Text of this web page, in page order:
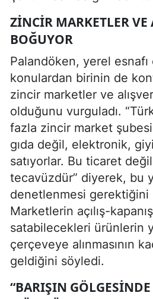
ZINCIR MARKETLER VE
BOĞUYOR
Palandöken, yerel
konulardan birinin de
zincir marketler ve
olduğunu vurguladı.
fazla zincir market
gıda değil, elektronik,
satıyorlar. Bu ticaret
tecavüzdür” diyerek, bu
denetlenmesi gerektiğini
Marketlerin açılış-
satabilecekleri ürünlerin
çerçeveye alınmasının
geldiğini söyledi.
“BARIŞIN